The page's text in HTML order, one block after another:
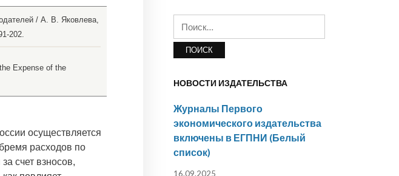
/ А. В. Яковлева,
202.
Expense of the
осуществляется
расходов по
счет взносов,
НОВОСТИ ИЗДАТЕЛЬСТВА
Журналы Первого
экономического издательства
включены в ЕГПНИ (Белый
список)
16.09.2025